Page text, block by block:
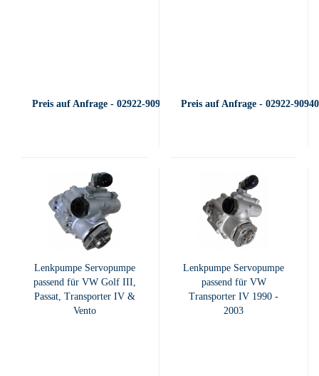
Preis auf Anfrage - 02922-909400 Preis auf Anfrage - 02922-
Lenkpumpe Servopumpe
passend für VW Golf III,
Passat, Transporter IV &
Vento
Lenkpumpe Servopumpe
passend für VW
Transporter IV 1990 -
2003